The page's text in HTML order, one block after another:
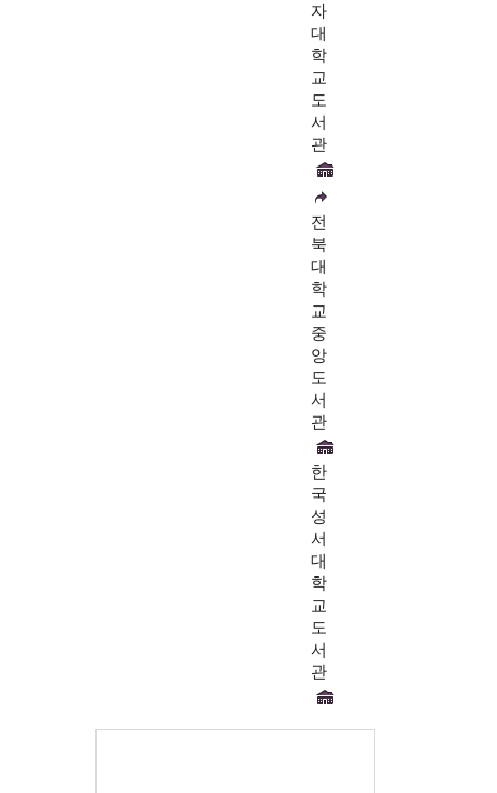
자
대
학
교
도
서
관
전
북
대
학
교
중
앙
도
서
관
한
국
성
서
대
학
교
도
서
관